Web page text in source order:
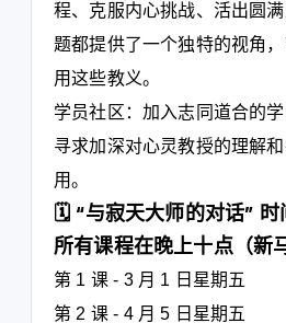
程、克服内心挑战、活出圆
题都提供了一个独特的视角
用这些教义。
学员社区：加入志同道合的
寻求加深对心灵教授的理解
用。
🗓️ “与寂天大师的对话” 时
所有课程在晚上十点（新
第 1 课 - 3 月 1 日星期五
第 2 课 - 4 月 5 日星期五